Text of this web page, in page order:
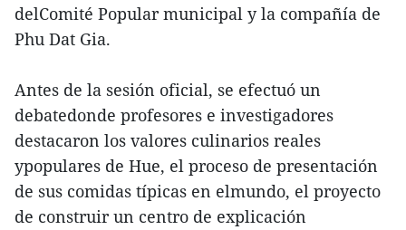
delComité Popular municipal y la compañía de
Phu Dat Gia.
Antes de la sesión oficial, se efectuó un
debatedonde profesores e investigadores
destacaron los valores culinarios reales
ypopulares de Hue, el proceso de presentación
de sus comidas típicas en elmundo, el proyecto
de construir un centro de explicación